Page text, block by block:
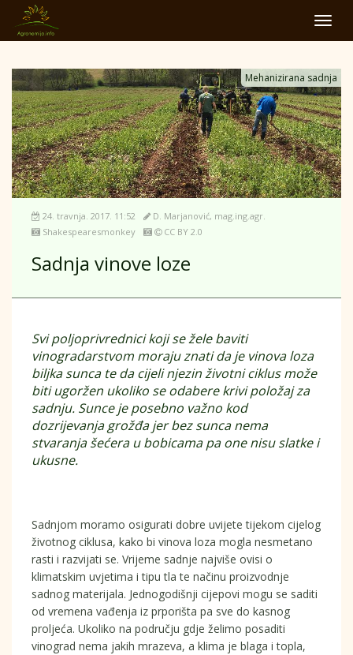
Mehanizirana sadnja
24. travnja. 2017. 11:52
D. Marjanović, mag.ing.agr.
Shakespearesmonkey
CC BY 2.0
Sadnja vinove loze
Svi poljoprivrednici koji se žele baviti
vinogradarstvom moraju znati da je vinova loza
biljka sunca te da cijeli njezin životni ciklus može
biti ugoržen ukoliko se odabere krivi položaj za
sadnju. Sunce je posebno važno kod
dozrijevanja grožđa jer bez sunca nema
stvaranja šećera u bobicama pa one nisu slatke i
ukusne.
Sadnjom moramo osigurati dobre uvijete tijekom cijelog
životnog ciklusa, kako bi vinova loza mogla nesmetano
rasti i razvijati se. Vrijeme sadnje najviše ovisi o
klimatskim uvjetima i tipu tla te načinu proizvodnje
sadnog materijala. Jednogodišnji cijepovi mogu se saditi
od vremena vađenja iz prporišta pa sve do kasnog
proljeća. Ukoliko na području gdje želimo posaditi
vinograd nema jakih mrazeva, a klima je blaga i topla,